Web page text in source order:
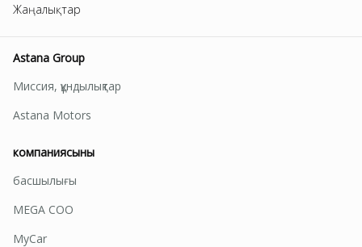
Жаңалықтар
Astana Group
Миссия, құндылықтар
Astana Motors
компаниясының
басшылығы
MEGA СОО
MyCar